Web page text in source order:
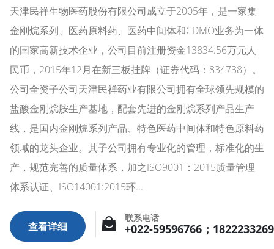
天津民祥生物医药股份有限公司成立于2005年，是一家集
金刚烷系列、医药原料药、医药中间体和CDMO业务为一体
的国家高新技术企业，公司目前注册资金13834.56万元人
民币，2015年12月在新三板挂牌（证券代码：834738）。
公司全资子公司天津民祥药业有限公司拥有全球领先规模的
盐酸金刚烷胺生产基地，配套先进的金刚烷系列产品生产
线，是国内金刚烷系列产品、特色医药中间体和特色原料药
领域的龙头企业。其子公司拥有专业化的管理，标准化的生
产，规范完善的质量体系，加之ISO9001：2015质量管理
体系认证、ISO14001:2015环...
查看详细
联系电话
+022-59596766；